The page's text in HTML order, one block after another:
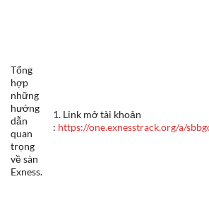
Tổng
hợp
những
hướng
dẫn
quan
trọng
về sàn
Exness.
1. Link mở tài khoản
: https://one.exnesstrack.org/a/